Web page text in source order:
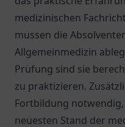
medizinischen
müssen die
Allgemeinmedizin
Prüfung sind sie
zu praktizieren.
Fortbildung
neuesten Stand der